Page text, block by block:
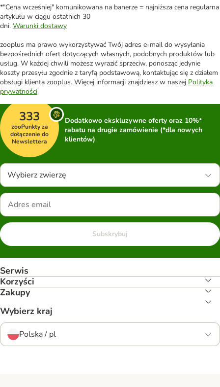
*"Cena wcześniej" komunikowana na banerze = najniższa cena regularna
artykułu w ciągu ostatnich 30
dni. Warunki dostawy
zooplus ma prawo wykorzystywać Twój adres e-mail do wysyłania
bezpośrednich ofert dotyczących własnych, podobnych produktów lub
usług. W każdej chwili możesz wyrazić sprzeciw, ponosząc jedynie
koszty przesyłu zgodnie z taryfą podstawową, kontaktując się z działem
obsługi klienta zooplus. Więcej informacji znajdziesz w naszej Polityka
prywatności
333
zooPunkty za
dołączenie do
Newslettera
Dodatkowo ekskluzywne oferty oraz 10%*
rabatu na drugie zamówienie (*dla nowych
klientów)
Wybierz zwierzę
Subskrybuj
Serwis
Korzyści
Zakupy
Wybierz kraj
Polska / pl